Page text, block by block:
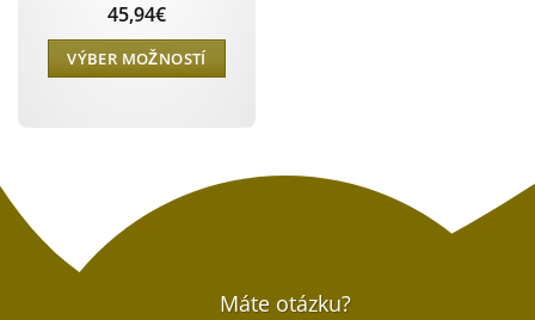
45,94€
VÝBER MOŽNOSTÍ
variantov.
Máte otázku?